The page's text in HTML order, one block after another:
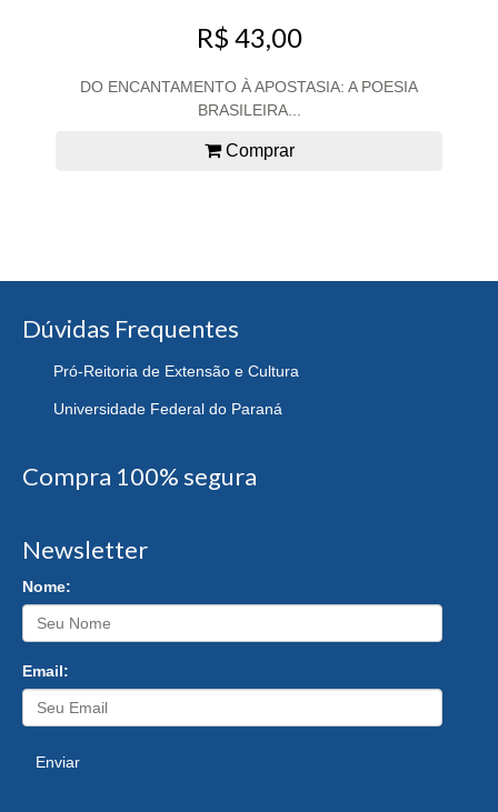
R$ 43,00
DO ENCANTAMENTO À APOSTASIA: A POESIA
BRASILEIRA...
Comprar
Dúvidas Frequentes
Pró-Reitoria de Extensão e Cultura
Universidade Federal do Paraná
Compra 100% segura
Newsletter
Nome:
Email:
Enviar